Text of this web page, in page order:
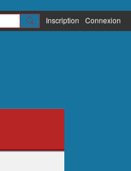
Inscription Connexion